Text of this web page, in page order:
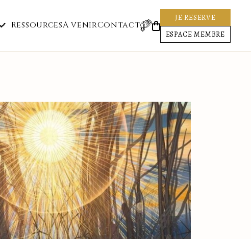
RessourcesA venirContact
JE RESERVE
ESPACE MEMBRE